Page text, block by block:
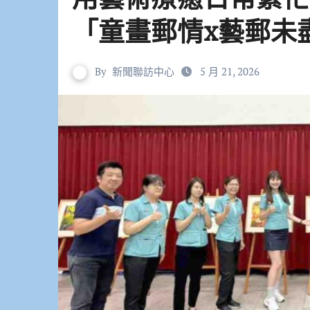
「童畫郵情x藝郵未
By 新聞聯訪中心 5 月 21, 2026